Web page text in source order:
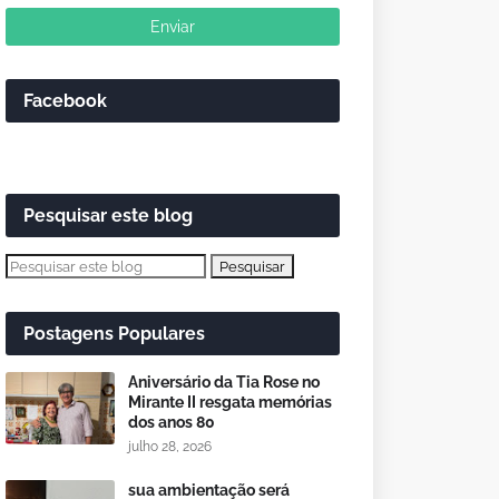
Facebook
Pesquisar este blog
Postagens Populares
Aniversário da Tia Rose no
Mirante II resgata memórias
dos anos 80
julho 28, 2026
sua ambientação será